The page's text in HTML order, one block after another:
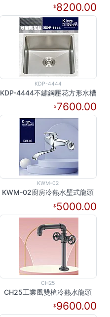
8200.00
KDP-4444
KDP-4444不鏽鋼壓花方形水槽
7600.00
KWM-02
KWM-02廚房冷熱水壁式龍頭
5000.00
CH25
CH25工業風雙槍冷熱水龍頭
9600.00